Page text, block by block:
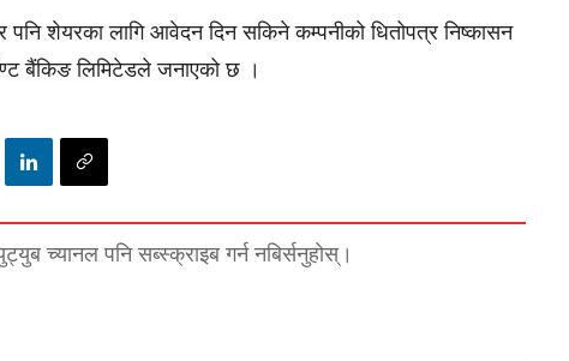
पनि शेयरका लागि आवेदन दिन सकिने कम्पनीको धितोपत्र निष्कासन
बैंकिङ लिमिटेडले जनाएको छ ।
च्यानल पनि सब्स्क्राइब गर्न नबिर्सनुहोस्।